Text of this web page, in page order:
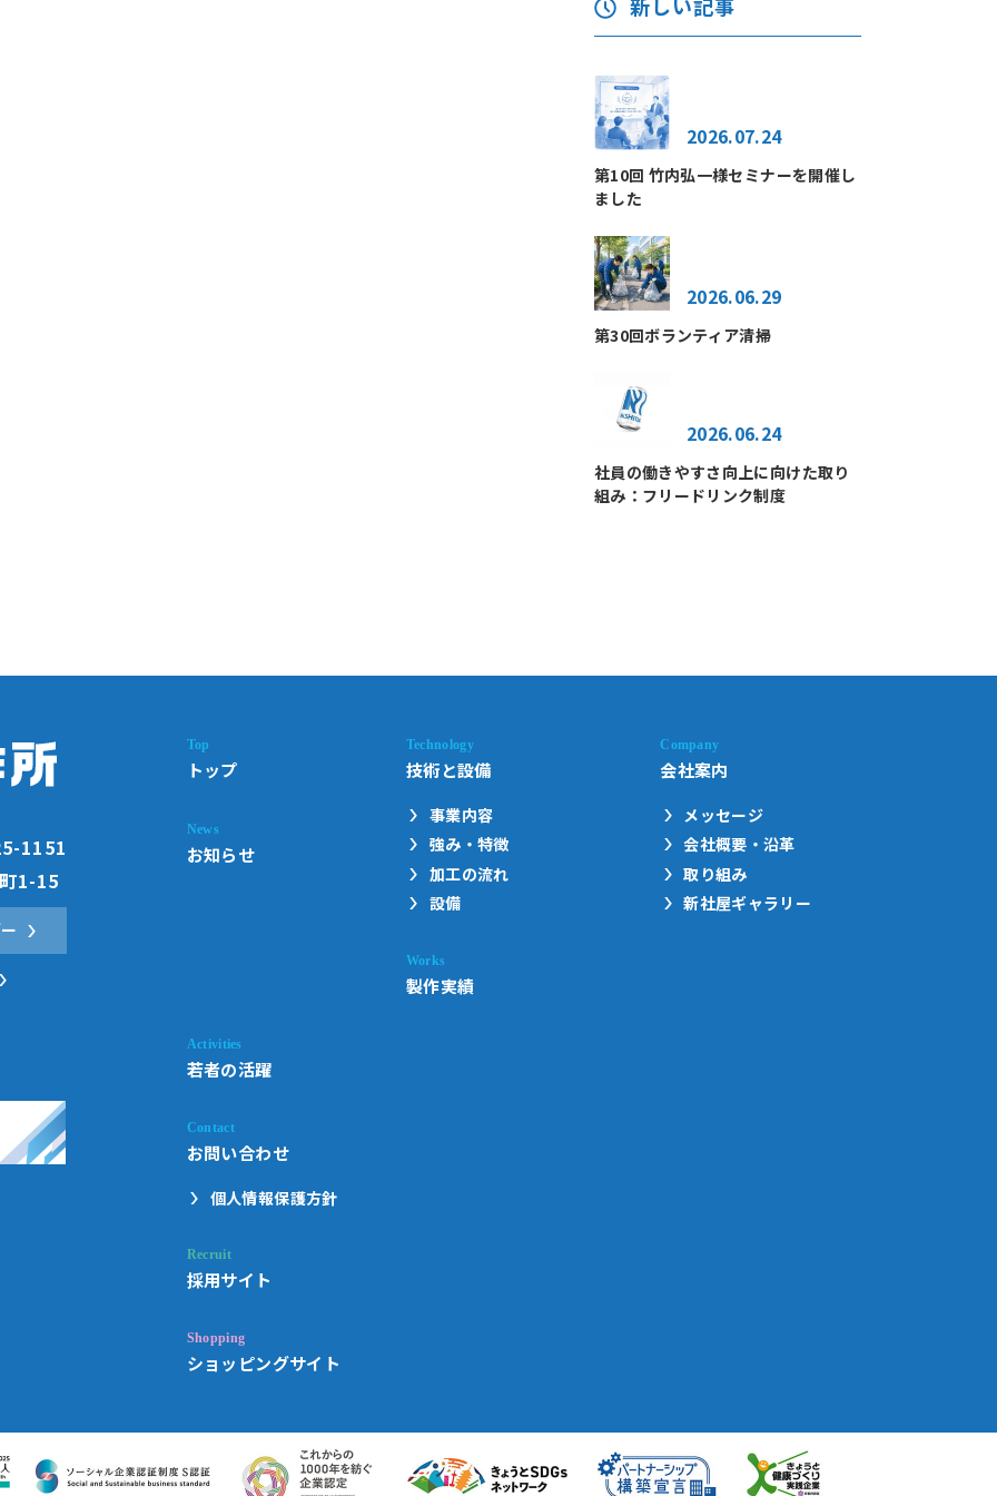
新しい記事
2026.07.24
第10回 竹内弘一様セミナーを開催し
ました
2026.06.29
第30回ボランティア清掃
2026.06.24
社員の働きやすさ向上に向けた取り
組み：フリードリンク制度
1151
1-15
トップ
お知らせ
技術と設備
事業内容
強み・特徴
加工の流れ
設備
製作実績
会社案内
メッセージ
会社概要・沿革
取り組み
新社屋ギャラリー
若者の活躍
お問い合わせ
個人情報保護方針
採用サイト
ショッピングサイト